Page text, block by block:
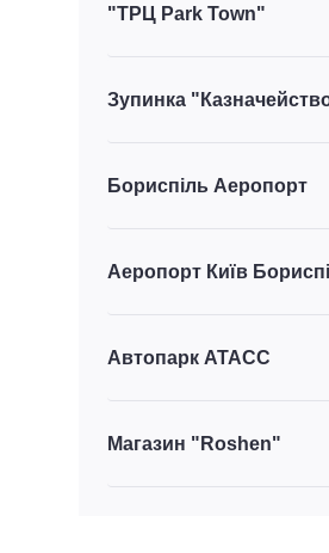
"ТРЦ Park Town"
Зупинка
Бориспіль Аеропорт
Аеропорт Київ
Автопарк АТАСС
Магазин "Roshen"